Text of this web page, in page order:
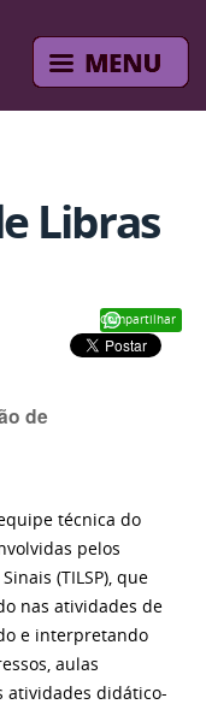
Libras
Compartilhar
de
técnica do
pelos
(TILSP), que
nas atividades de
e interpretando
aulas
atividades didático-